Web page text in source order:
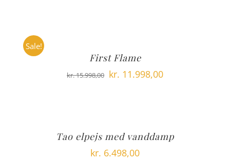
Sale!
First Flame
kr.15.998,00 Den
kr. 15.998,00.
kr. 11.998,00Den
kr. 11.998,00.
Tao elpejs med vanddamp
kr. 6.498,00